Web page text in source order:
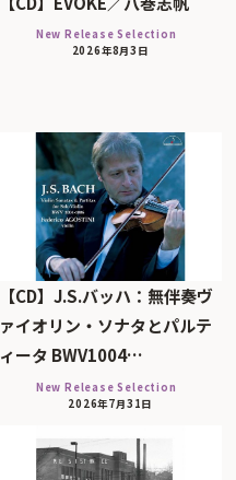
New Release Selection
2026年8月3日
【CD】J.S.バッハ：無伴奏ヴ
ァイオリン・ソナタとパルテ
ィータ BWV1004…
New Release Selection
2026年7月31日